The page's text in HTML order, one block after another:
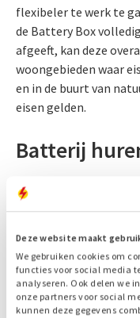
Deze website maakt
We gebruiken cookies om
functies voor social media
analyseren. Ook delen we
onze partners voor social
kunnen deze gegevens
flexibeler te werk te
de Battery Box
afgeeft, kan deze
woongebieden waar
en in de buurt van
eisen gelden.
Batterij
Bij Bredenoord kunt
vermogensklasses.
een opslagcapaciteit
600heeft een
energie opslaan. Elke
ontworpen dat deze